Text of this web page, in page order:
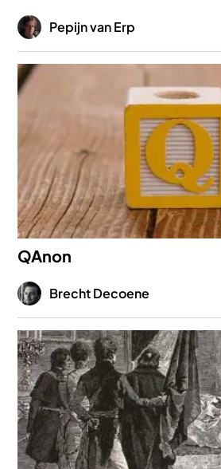
Afbeelding
Pepijn van Erp
Afbeelding
QAnon
Afbeelding
Brecht Decoene
Afbeelding